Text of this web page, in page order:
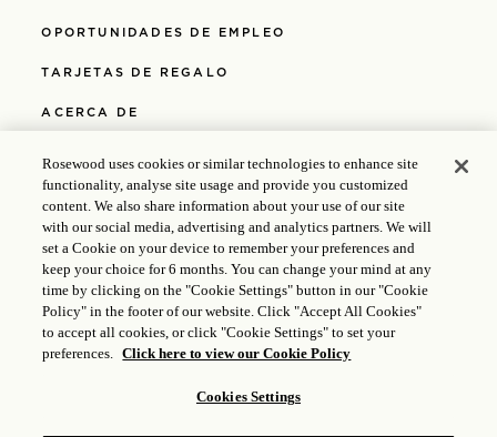
OPORTUNIDADES DE EMPLEO
TARJETAS DE REGALO
ACERCA DE
POLÍTICA DE COOKIES
MEDIOS
POLÍTICAS
ACCESIBILIDAD
© 2025 Rosewood Hotel Group |Licencia ICP: 17035714
Gongan Beian: 31010102004896
Rosewood uses cookies or similar technologies to enhance site
functionality, analyse site usage and provide you customized
content. We also share information about your use of our site
with our social media, advertising and analytics partners. We will
set a Cookie on your device to remember your preferences and
keep your choice for 6 months. You can change your mind at any
time by clicking on the "Cookie Settings" button in our "Cookie
Policy" in the footer of our website. Click "Accept All Cookies"
to accept all cookies, or click "Cookie Settings" to set your
preferences. Click here to view our Cookie Policy
Cookies Settings